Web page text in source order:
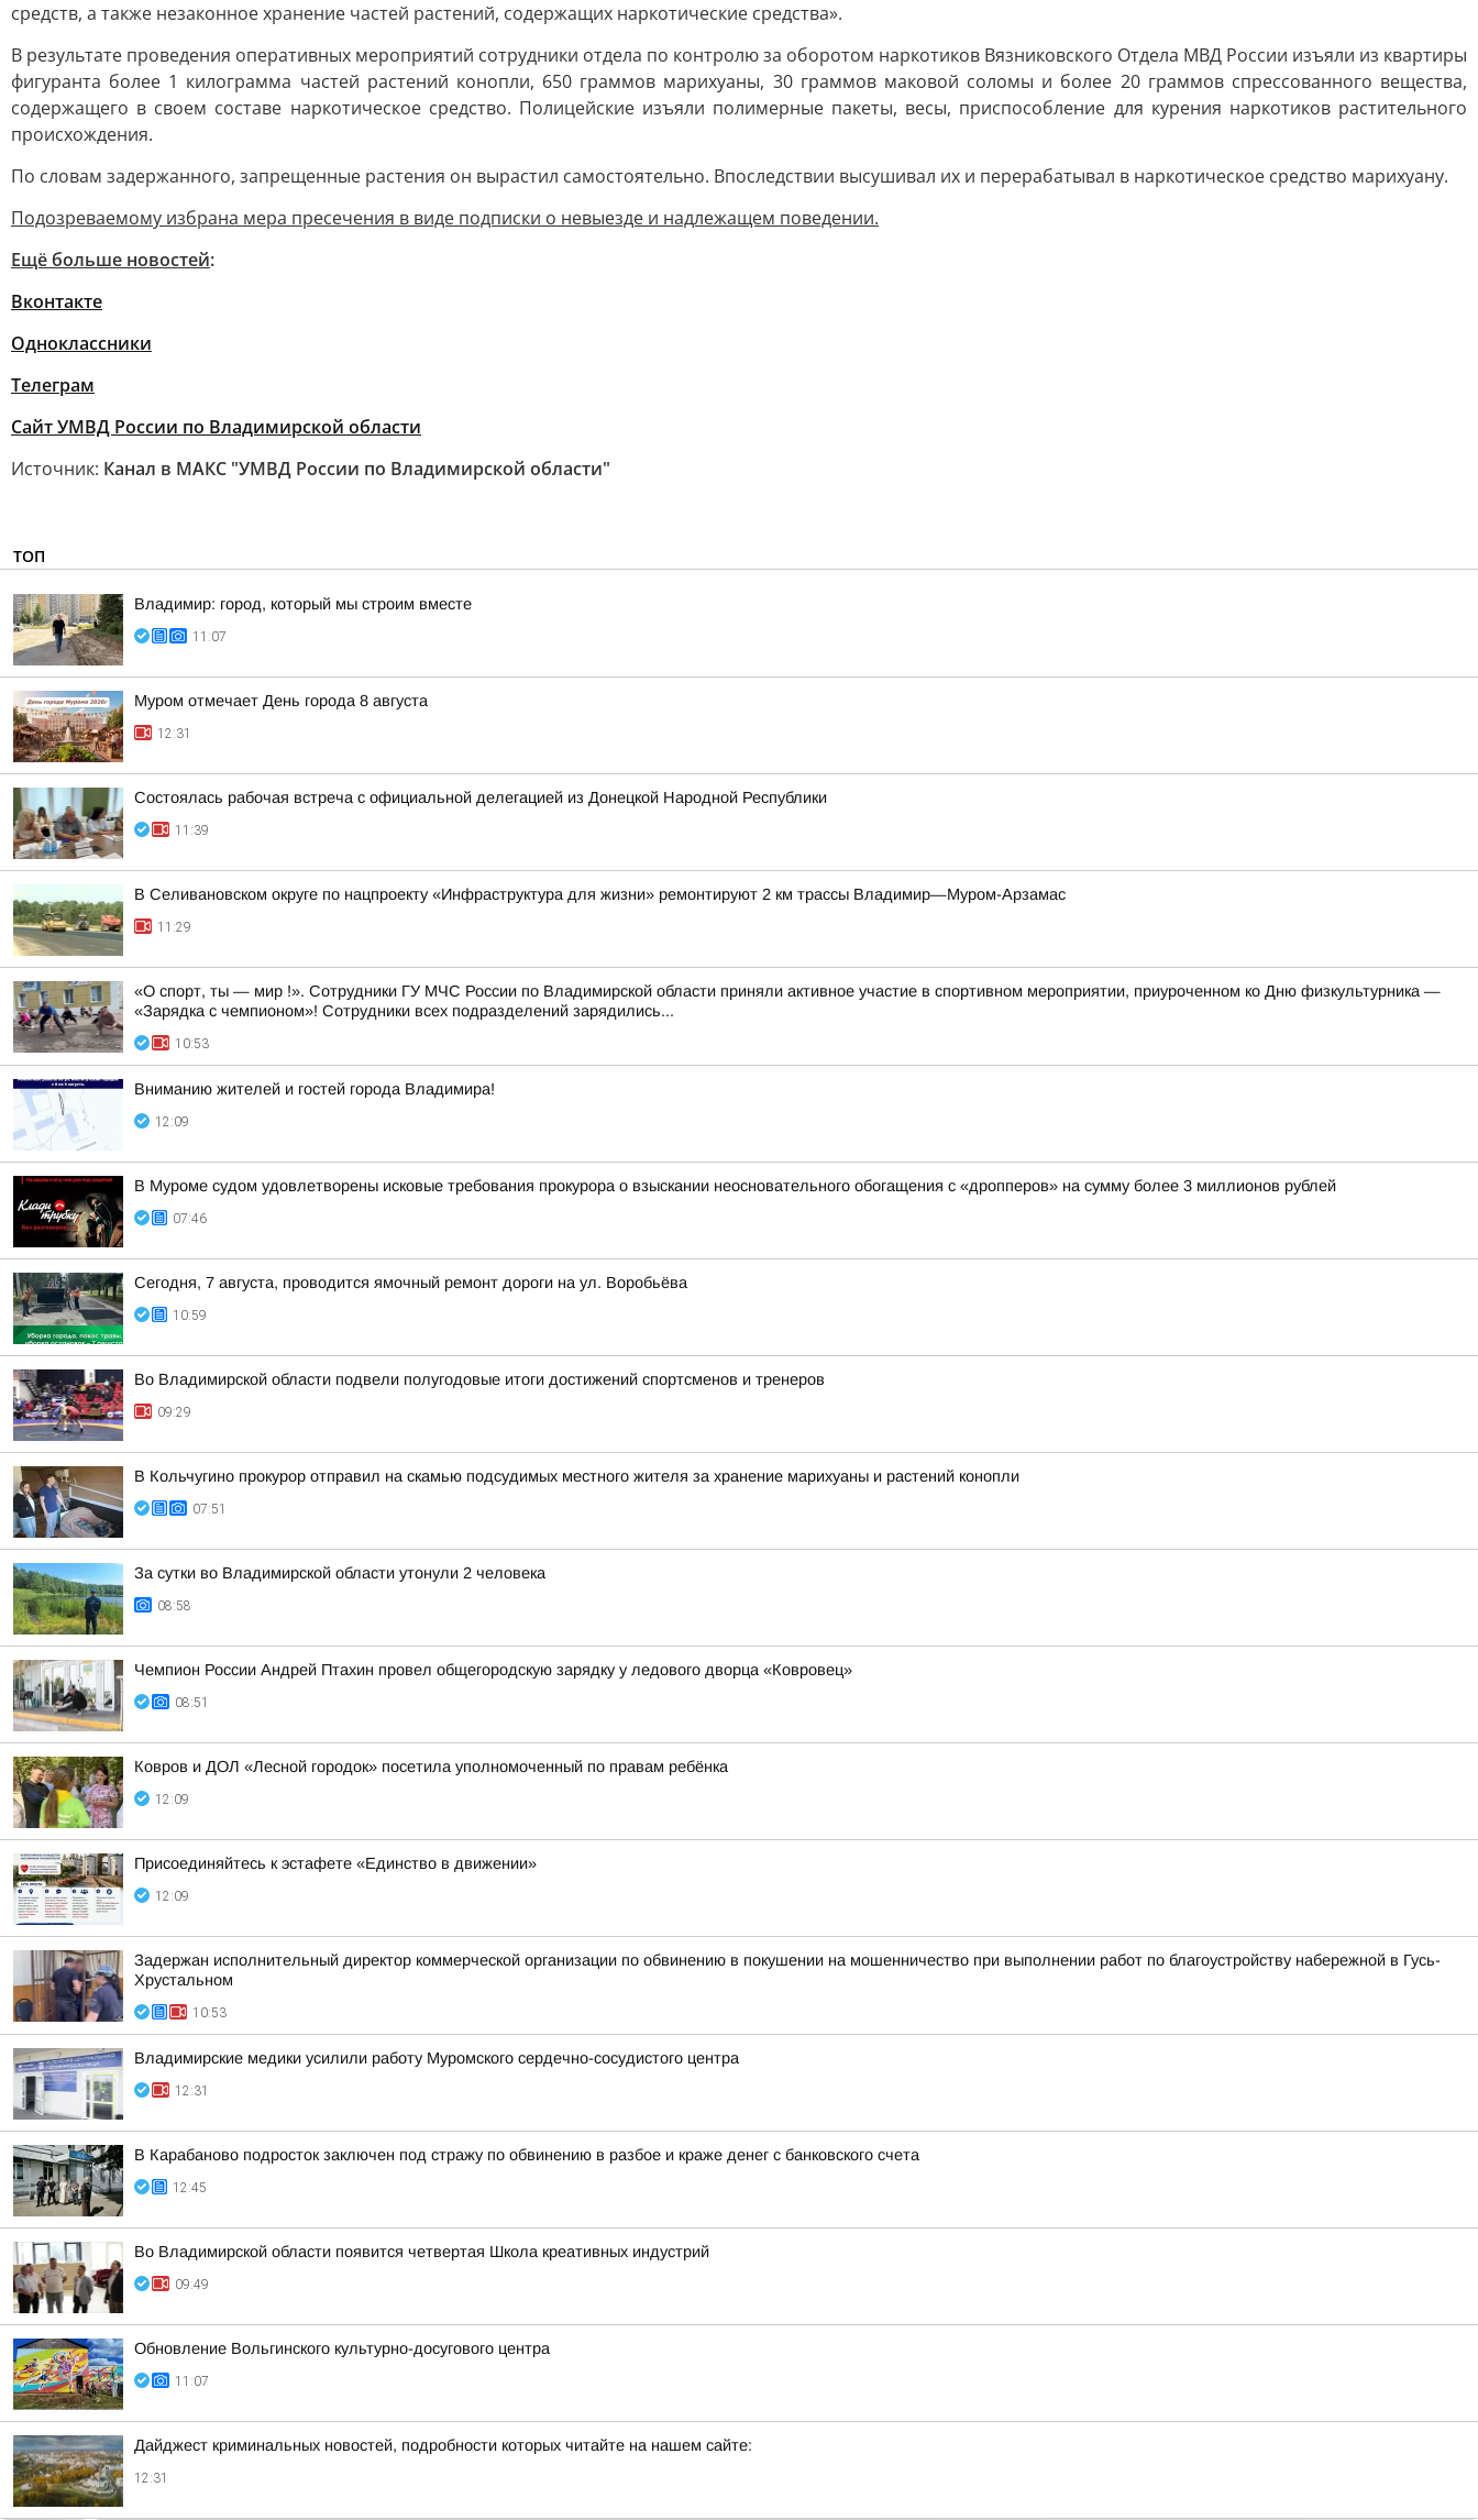
средств, а также незаконное хранение частей растений, содержащих наркотические средства».
В результате проведения оперативных мероприятий сотрудники отдела по контролю за оборотом наркотиков Вязниковского Отдела МВД России изъяли из квартиры
фигуранта более 1 килограмма частей растений конопли, 650 граммов марихуаны, 30 граммов маковой соломы и более 20 граммов спрессованного вещества,
содержащего в своем составе наркотическое средство. Полицейские изъяли полимерные пакеты, весы, приспособление для курения наркотиков растительного
происхождения.
По словам задержанного, запрещенные растения он вырастил самостоятельно. Впоследствии высушивал их и перерабатывал в наркотическое средство марихуану.
Подозреваемому избрана мера пресечения в виде подписки о невыезде и надлежащем поведении.
Ещё больше новостей:
Вконтакте
Одноклассники
Телеграм
Сайт УМВД России по Владимирской области
Источник: Канал в МАКС "УМВД России по Владимирской области"
ТОП
Владимир: город, который мы строим вместе
11:07
Муром отмечает День города 8 августа
12:31
Состоялась рабочая встреча с официальной делегацией из Донецкой Народной Республики
11:39
В Селивановском округе по нацпроекту «Инфраструктура для жизни» ремонтируют 2 км трассы Владимир—Муром-Арзамас
11:29
«О спорт, ты — мир !». Сотрудники ГУ МЧС России по Владимирской области приняли активное участие в спортивном мероприятии, приуроченном ко Дню физкультурника —
«Зарядка с чемпионом»! Сотрудники всех подразделений зарядились...
10:53
Вниманию жителей и гостей города Владимира!
12:09
В Муроме судом удовлетворены исковые требования прокурора о взыскании неосновательного обогащения с «дропперов» на сумму более 3 миллионов рублей
07:46
Сегодня, 7 августа, проводится ямочный ремонт дороги на ул. Воробьёва
10:59
Во Владимирской области подвели полугодовые итоги достижений спортсменов и тренеров
09:29
В Кольчугино прокурор отправил на скамью подсудимых местного жителя за хранение марихуаны и растений конопли
07:51
За сутки во Владимирской области утонули 2 человека
08:58
Чемпион России Андрей Птахин провел общегородскую зарядку у ледового дворца «Ковровец»
08:51
Ковров и ДОЛ «Лесной городок» посетила уполномоченный по правам ребёнка
12:09
Присоединяйтесь к эстафете «Единство в движении»
12:09
Задержан исполнительный директор коммерческой организации по обвинению в покушении на мошенничество при выполнении работ по благоустройству набережной в Гусь-
Хрустальном
10:53
Владимирские медики усилили работу Муромского сердечно-сосудистого центра
12:31
В Карабаново подросток заключен под стражу по обвинению в разбое и краже денег с банковского счета
12:45
Во Владимирской области появится четвертая Школа креативных индустрий
09:49
Обновление Вольгинского культурно-досугового центра
11:07
Дайджест криминальных новостей, подробности которых читайте на нашем сайте:
12:31